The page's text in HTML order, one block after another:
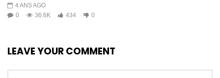
4 ANS AGO
0
36.6K 434 0
LEAVE YOUR COMMENT